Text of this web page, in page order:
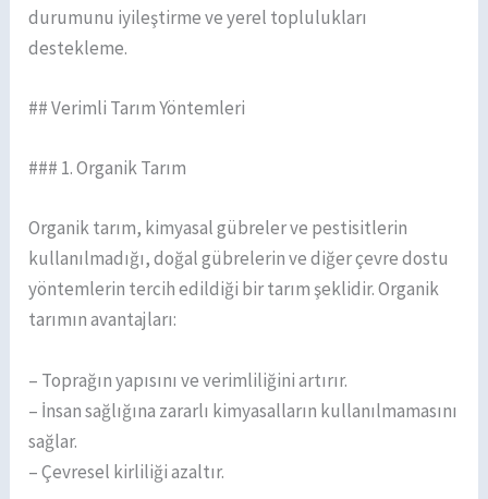
durumunu iyileştirme ve yerel toplulukları
destekleme.
## Verimli Tarım Yöntemleri
### 1. Organik Tarım
Organik tarım, kimyasal gübreler ve pestisitlerin
kullanılmadığı, doğal gübrelerin ve diğer çevre dostu
yöntemlerin tercih edildiği bir tarım şeklidir. Organik
tarımın avantajları:
– Toprağın yapısını ve verimliliğini artırır.
– İnsan sağlığına zararlı kimyasalların kullanılmamasını
sağlar.
– Çevresel kirliliği azaltır.